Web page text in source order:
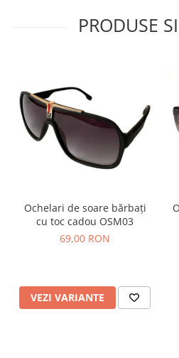
PRODUSE
Ochelari de soare bărbați
cu toc cadou OSM03
69,00 RON
VEZI VARIANTE